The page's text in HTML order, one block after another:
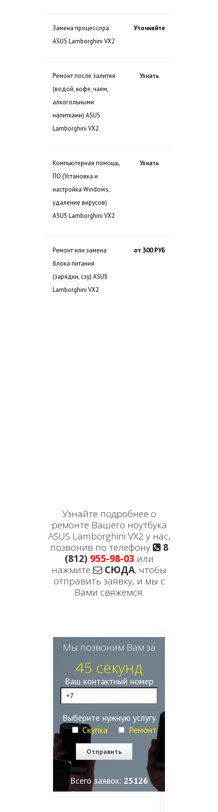
Замена процессора
ASUS Lamborghini VX2
Уточняйте
Ремонт после залития
(водой, кофе, чаем,
алкогольными
напитками) ASUS
Lamborghini VX2
Узнать
Компьютерная помощь,
ПО (Установка и
настройка Windows,
удаление вирусов)
ASUS Lamborghini VX2
Узнать
Ремонт или замена
блока питания
(зарядки, сзу) ASUS
Lamborghini VX2
от 300 РУБ
Узнайте подробнее о
ремонте Вашего ноутбука
ASUS Lamborghini VX2 у нас,
позвонив по телефону
8
(812) 955-98-03 или
нажмите
СЮДА, чтобы
отправить заявку, и мы с
Вами свяжемся.
Мы позвоним Вам за
45 секунд
Ваш контактный номер
Выберите нужную услугу
Скупка
Ремонт
Всего заявок: 25130